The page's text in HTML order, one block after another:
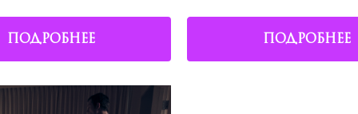
ПОДРОБНЕЕ ПОДРОБНЕЕ